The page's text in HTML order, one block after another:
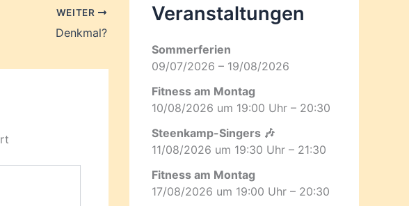
WEITER
Denkmal?
Veranstaltungen
Sommerferien
09/07/2026 – 19/08/2026
Fitness am Montag
10/08/2026 um 19:00 Uhr – 20:30
Steenkamp-Singers 🎶
11/08/2026 um 19:30 Uhr – 21:30
Fitness am Montag
17/08/2026 um 19:00 Uhr – 20:30